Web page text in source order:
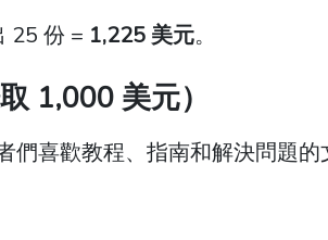
25 份 = 1,225 美元。
1,000 美元）
們喜歡教程、指南和解決問題的